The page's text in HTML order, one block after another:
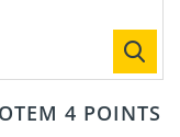
4 POINTS